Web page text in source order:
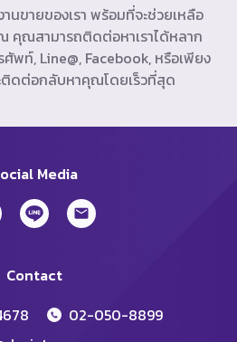
ขายของเรา พร้อมที่จะช่วยเหลือ
คุณสามารถติดต่อหาเราได้หลาก
พท์, Line@, Facebook, หรือเพียง
ติดต่อกลับหาคุณโดยเร็วที่สุด
Media
Contact
02-050-8899